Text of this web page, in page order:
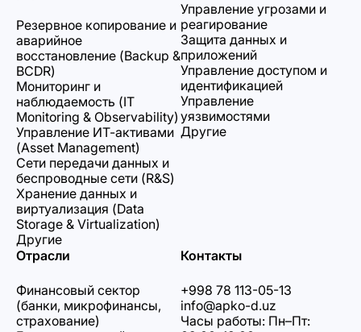
Резервное копирование и
аварийное
восстановление (Backup &
BCDR)
Мониторинг и
наблюдаемость (IT
Monitoring & Observability)
Управление ИТ-активами
(Asset Management)
Сети передачи данных и
беспроводные сети (R&S)
Хранение данных и
виртуализация (Data
Storage & Virtualization)
Другие
Управление угрозами и
реагирование
Защита данных и
приложений
Управление доступом и
идентификацией
Управление
уязвимостями
Другие
Отрасли
Финансовый сектор
(банки, микрофинансы,
страхование)
Контакты
+998 78 113-05-13
info@apko-d.uz
Часы работы: Пн–Пт: